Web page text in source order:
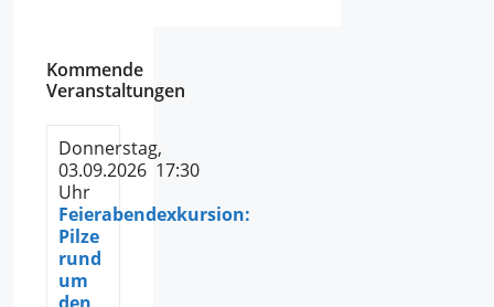
Kommende
Veranstaltungen
Donnerstag,
03.09.2026 17:30
Uhr
Feierabendexkursion:
Pilze
rund
um
den